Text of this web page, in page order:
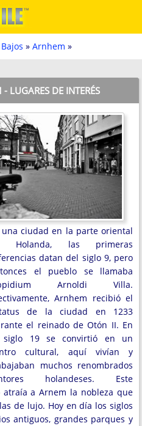
» Arnhem »
LUGARES DE INTERÉS
una ciudad en la parte oriental
Holanda, las primeras
datan del siglo 9, pero
el pueblo se llamaba
Arnoldi Villa.
Arnhem recibió el
de la ciudad en 1233
el reinado de Otón II. En
19 se convirtió en un
cultural, aquí vivían y
muchos renombrados
holandeses. Este
a Arnem la nobleza que
de lujo. Hoy en día los siglos
antiguos, grandes parques y